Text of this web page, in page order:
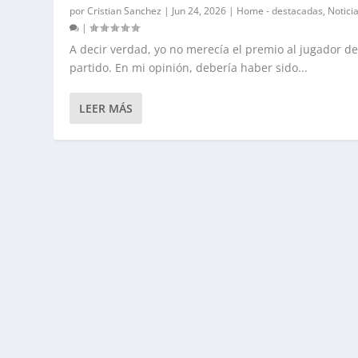
porCristian Sanchez | Jun 24, 2026 | Home - destacadas,
|
A decir verdad, yo no merecía el premio al jugador
partido. En mi opinión, debería haber sido...
LEER MÁS